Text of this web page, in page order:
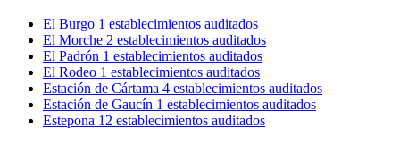
El Burgo 1 establecimientos auditados
El Morche 2 establecimientos auditados
El Padrón 1 establecimientos auditados
El Rodeo 1 establecimientos auditados
Estación de Cártama 4 establecimientos auditados
Estación de Gaucín 1 establecimientos auditados
Estepona 12 establecimientos auditados